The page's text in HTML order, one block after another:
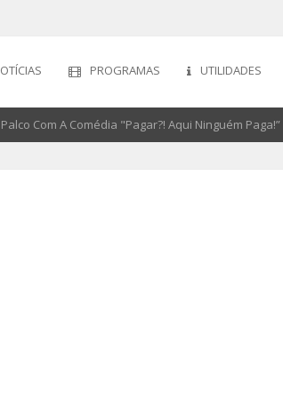
PROGRAMAS UTILIDADES
Com A Comédia "Pagar?! Aqui Ninguém Paga!”